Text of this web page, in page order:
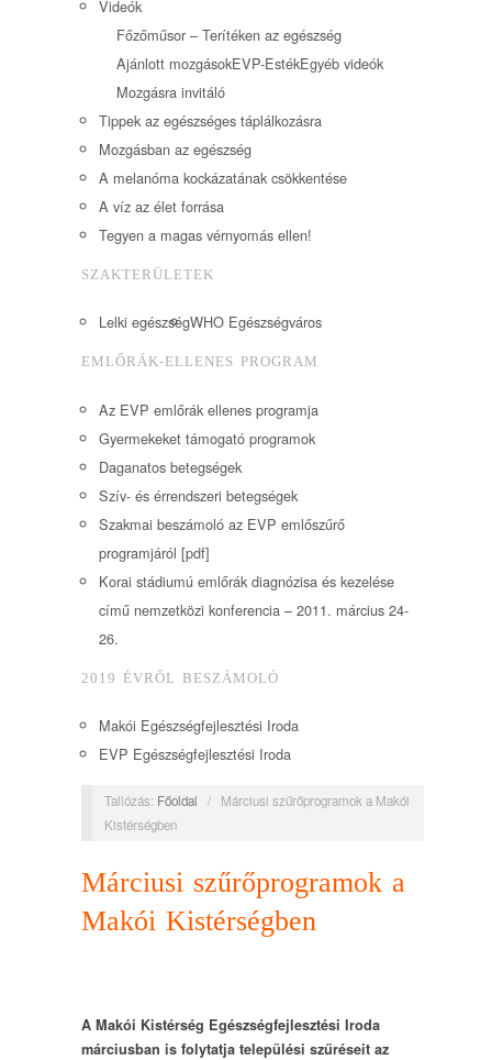
Videók
Főzőműsor – Terítéken az egészség
Ajánlott mozgásokEVP-EstékEgyéb videók
Mozgásra invitáló
Tippek az egészséges táplálkozásra
Mozgásban az egészség
A melanóma kockázatának csökkentése
A víz az élet forrása
Tegyen a magas vérnyomás ellen!
SZAKTERÜLETEK
Lelki egészségWHO Egészségváros
EMLŐRÁK-ELLENES PROGRAM
Az EVP emlőrák ellenes programja
Gyermekeket támogató programok
Daganatos betegségek
Szív- és érrendszeri betegségek
Szakmai beszámoló az EVP emlőszűrő
programjáról [pdf]
Korai stádiumú emlőrák diagnózisa és kezelése
című nemzetközi konferencia – 2011. március 24-
26.
2019 ÉVRŐL BESZÁMOLÓ
Makói Egészségfejlesztési Iroda
EVP Egészségfejlesztési Iroda
Tallózás: Főoldal /
Márciusi szűrőprogramok a Makói
Kistérségben
Márciusi szűrőprogramok a
Makói Kistérségben
A Makói Kistérség Egészségfejlesztési Iroda
márciusban is folytatja települési szűréseit az